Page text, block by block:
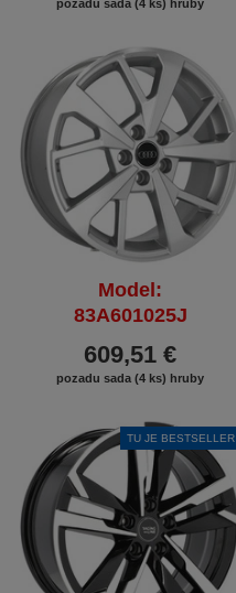
pozadu sada (4 ks) hruby
Model:
83A601025J
609,51 €
pozadu sada (4 ks) hruby
TU JE BESTSELLER